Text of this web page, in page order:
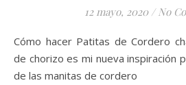
12 mayo, 2020 / No
Cómo hacer Patitas de Cordero chamarito con crujientes
de chorizo es mi nueva inspiración
de las manitas de cordero